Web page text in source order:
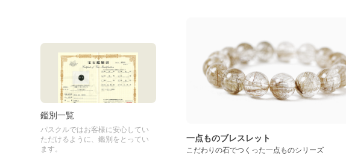
鑑別一覧
パスクルではお客様に安心してい
ただけるように、鑑別をとってい
ます。
一点ものブレスレット
こだわりの石でつくった一点ものシリーズ